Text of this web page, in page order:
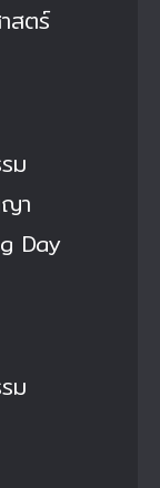
สตร์
ม
า
Day
ม